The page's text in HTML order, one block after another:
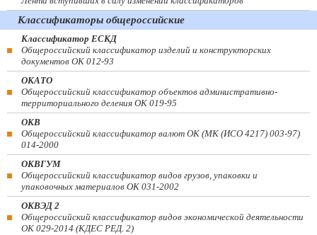
Классификаторы общероссийские
Классификатор ЕСКД
Общероссийский классификатор изделий и конструкторских
документов ОК 012-93
ОКАТО
Общероссийский классификатор объектов административно-
территориального деления ОК 019-95
ОКВ
Общероссийский классификатор валют ОК (МК (ИСО 4217) 003-97)
014-2000
ОКВГУМ
Общероссийский классификатор видов грузов, упаковки и
упаковочных материалов ОК 031-2002
ОКВЭД 2
Общероссийский классификатор видов экономической деятельности
ОК 029-2014 (КДЕС РЕД. 2)